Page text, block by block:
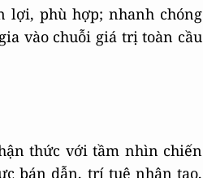
lợi, phù hợp; nhanh chóng
vào chuỗi giá trị toàn cầu
thức với tầm nhìn chiến
bán dẫn, trí tuệ nhân tạo,